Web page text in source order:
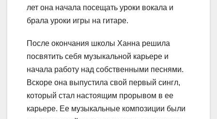
лет она начала посещать уроки вокала и
брала уроки игры на гитаре.
После окончания школы Ханна решила
посвятить себя музыкальной карьере и
начала работу над собственными песнями.
Вскоре она выпустила свой первый сингл,
который стал настоящим прорывом в ее
карьере. Ее музыкальные композиции были